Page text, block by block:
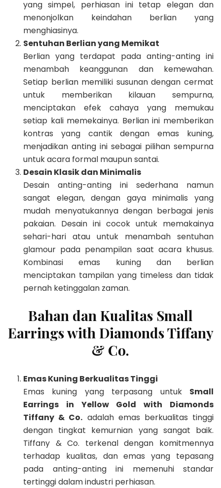
yang simpel, perhiasan ini tetap elegan dan
menonjolkan keindahan berlian yang
menghiasinya.
Sentuhan Berlian yang Memikat
Berlian yang terdapat pada anting-anting ini
menambah keanggunan dan kemewahan.
Setiap berlian memiliki susunan dengan cermat
untuk memberikan kilauan sempurna,
menciptakan efek cahaya yang memukau
setiap kali memekainya. Berlian ini memberikan
kontras yang cantik dengan emas kuning,
menjadikan anting ini sebagai pilihan sempurna
untuk acara formal maupun santai.
Desain Klasik dan Minimalis
Desain anting-anting ini sederhana namun
sangat elegan, dengan gaya minimalis yang
mudah menyatukannya dengan berbagai jenis
pakaian. Desain ini cocok untuk memakainya
sehari-hari atau untuk menambah sentuhan
glamour pada penampilan saat acara khusus.
Kombinasi emas kuning dan berlian
menciptakan tampilan yang timeless dan tidak
pernah ketinggalan zaman.
Bahan dan Kualitas Small
Earrings with Diamonds Tiffany
& Co.
Emas Kuning Berkualitas Tinggi
Emas kuning yang terpasang untuk Small
Earrings in Yellow Gold with Diamonds
Tiffany & Co. adalah emas berkualitas tinggi
dengan tingkat kemurnian yang sangat baik.
Tiffany & Co. terkenal dengan komitmennya
terhadap kualitas, dan emas yang tepasang
pada anting-anting ini memenuhi standar
tertinggi dalam industri perhiasan.